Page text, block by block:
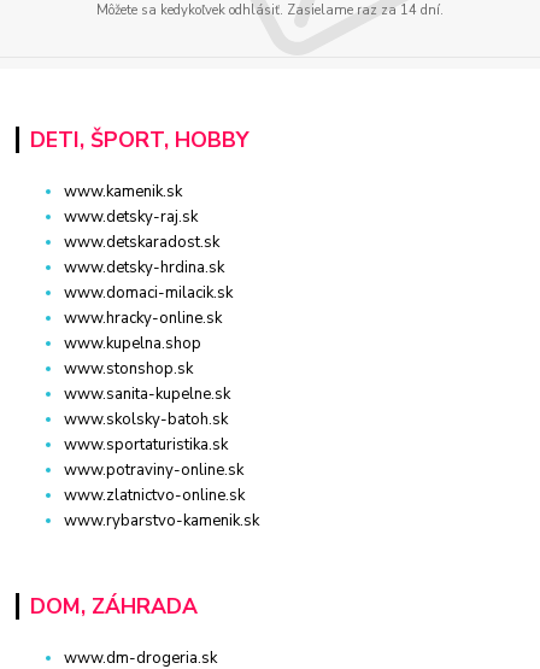
Môžete sa kedykoľvek odhlásiť. Zasielame raz za 14 dní.
DETI, ŠPORT, HOBBY
www.kamenik.sk
www.detsky-raj.sk
www.detskaradost.sk
www.detsky-hrdina.sk
www.domaci-milacik.sk
www.hracky-online.sk
www.kupelna.shop
www.stonshop.sk
www.sanita-kupelne.sk
www.skolsky-batoh.sk
www.sportaturistika.sk
www.potraviny-online.sk
www.zlatnictvo-online.sk
www.rybarstvo-kamenik.sk
DOM, ZÁHRADA
www.dm-drogeria.sk